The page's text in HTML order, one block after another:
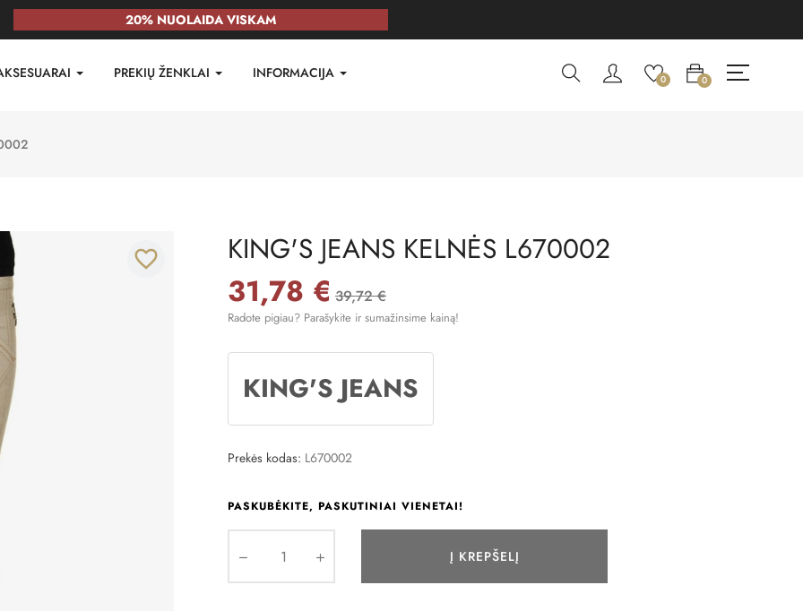
20% NUOLAIDA VISKAM
PREKIŲ ŽENKLAI INFORMACIJA 0 0
favorite_border KING'S JEANS KELNĖS L670002
31,78 € 39,72 €
Radote pigiau? Parašykite ir sumažinsime kainą!
KING'S JEANS
Prekės kodas: L670002
PASKUBĖKITE, PASKUTINIAI VIENETAI!
Į KREPŠELĮ